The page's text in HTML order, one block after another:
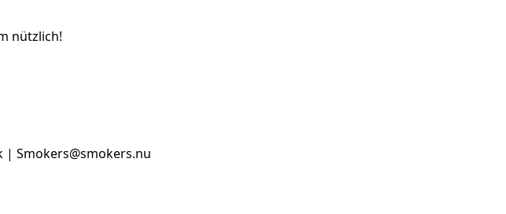
nützlich!
Smokers@smokers.nu